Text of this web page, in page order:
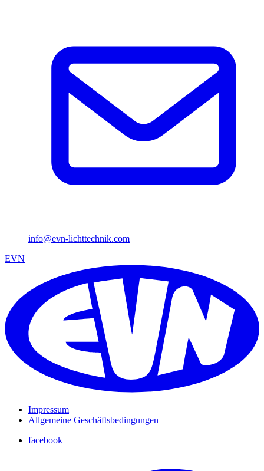
info@evn-lichttechnik.com
EVN
Impressum
Allgemeine Geschäftsbedingungen
facebook